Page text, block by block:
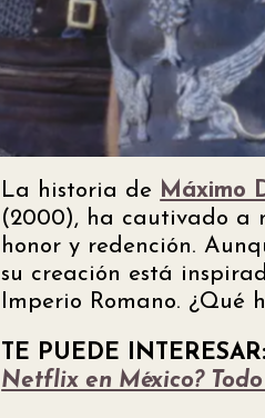
La historia de Máximo
(2000), ha cautivado a
honor y redención.
su creación está
Imperio Romano.
TE PUEDE
Netflix en México?